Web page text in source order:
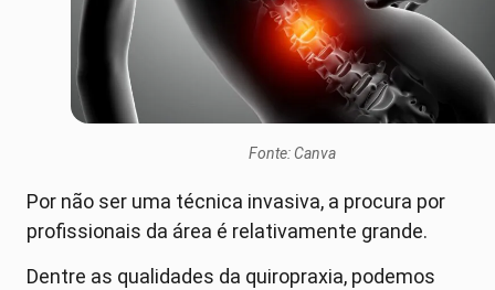
Fonte: Canva
Por não ser uma técnica invasiva, a procura por
profissionais da área é relativamente grande.
Dentre as qualidades da quiropraxia, podemos